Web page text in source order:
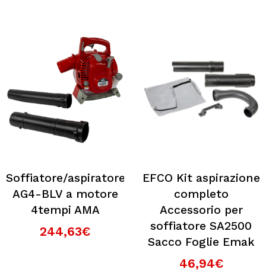
Soffiatore/aspiratore
AG4-BLV a motore
4tempi AMA
244,63€
EFCO Kit aspirazione
completo
Accessorio per
soffiatore SA2500
Sacco Foglie Emak
46,94€